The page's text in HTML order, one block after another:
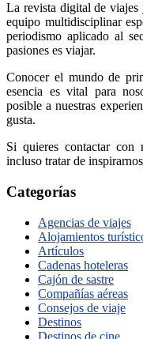
La revista digital de
equipo multidisciplinar
periodismo aplicado al
pasiones es viajar.
Conocer el mundo de
esencia es vital para
posible a nuestras
gusta.
Si quieres contactar con
incluso tratar de
Categorías
Agencias de viajes
Alojamientos
Artículos
Cadenas hoteleras
Cajón de sastre
Compañías aéreas
Consejos de viaje
Destinos
Destinos de cine